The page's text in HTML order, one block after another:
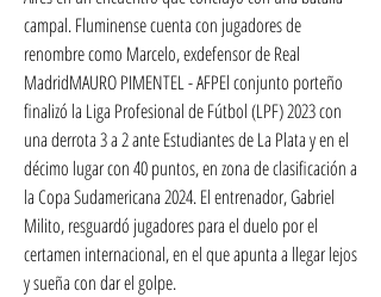
campal. Fluminense cuenta con jugadores de
renombre como Marcelo, exdefensor de Real
MadridMAURO PIMENTEL - AFPEl conjunto porteño
finalizó la Liga Profesional de Fútbol (LPF) 2023 con
una derrota 3 a 2 ante Estudiantes de La Plata y en el
décimo lugar con 40 puntos, en zona de clasificación a
la Copa Sudamericana 2024. El entrenador, Gabriel
Milito, resguardó jugadores para el duelo por el
certamen internacional, en el que apunta a llegar lejos
y sueña con dar el golpe.